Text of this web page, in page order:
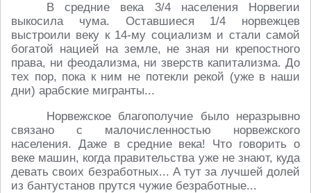
В средние века 3/4 населения Норвегии
выкосила чума. Оставшиеся 1/4 норвежцев
выстроили веку к 14-му социализм и стали самой
богатой нацией на земле, не зная ни крепостного
права, ни феодализма, ни зверств капитализма. До
тех пор, пока к ним не потекли рекой (уже в наши
дни) арабские мигранты...
Норвежское благополучие было неразрывно
связано с малочисленностью норвежского
населения. Даже в средние века! Что говорить о
веке машин, когда правительства уже не знают, куда
девать своих безработных... А тут за лучшей долей
из бантустанов прутся чужие безработные...